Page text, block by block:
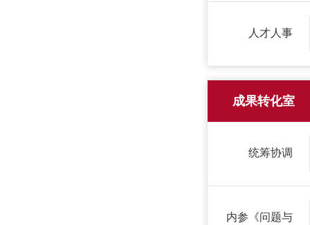
人才人事
成果转化室
统筹协调
内参《问题与